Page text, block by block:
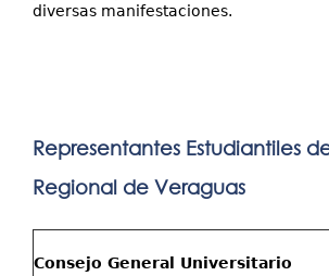
diversas manifestaciones.
Representantes Estudiantiles
Regional de Veraguas
Consejo General Universitario